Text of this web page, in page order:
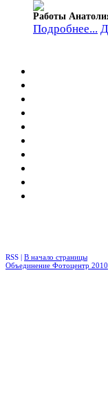
Работы
Подробнее...
RSS | В начало страницы
Объединение Фотоцентр 2010